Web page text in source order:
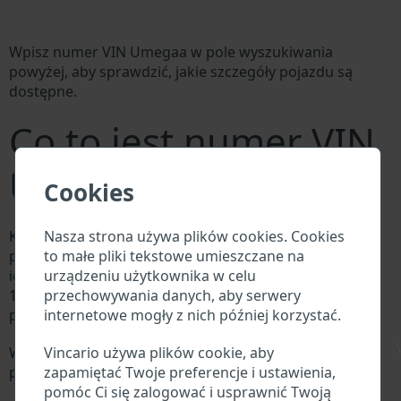
Cookies
Nasza strona używa plików cookies. Cookies
to małe pliki tekstowe umieszczane na
urządzeniu użytkownika w celu
przechowywania danych, aby serwery
internetowe mogły z nich później korzystać.
Vincario używa plików cookie, aby
zapamiętać Twoje preferencje i ustawienia,
pomóc Ci się zalogować i usprawnić Twoją
Wpisz numer VIN Umegaa w pole wyszukiwania
powyżej, aby sprawdzić, jakie szczegóły pojazdu są
dostępne.
Co to jest numer VIN
Umegaa?
Każdy producent Umegaa przypisuje każdemu
pojazdowi unikalny identyfikator zwany numerem
identyfikacyjnym pojazdu (VIN). Numer VIN składa się z
17 cyfr i składa się z liter i cyfr zawierających
podstawowe informacje o pojeździe.
Wszystkie bazy danych w branży motoryzacyjnej
przeszukują VIN:
Baza danych producenta Umegaa